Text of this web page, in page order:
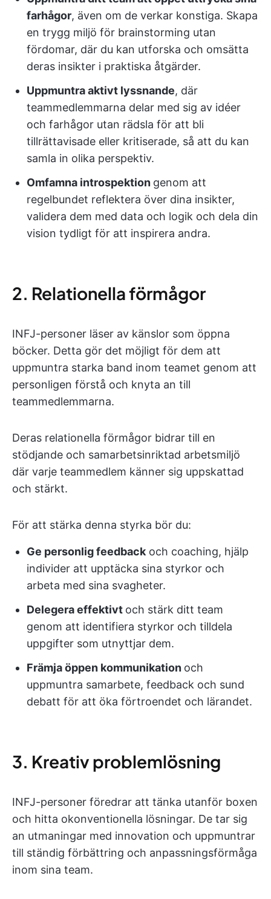
farhågor, även om de verkar konstiga. Skapa
en trygg miljö för brainstorming utan
fördomar, där du kan utforska och omsätta
deras insikter i praktiska åtgärder.
Uppmuntra aktivt lyssnande, där
teammedlemmarna delar med sig av idéer
och farhågor utan rädsla för att bli
tillrättavisade eller kritiserade, så att du kan
samla in olika perspektiv.
Omfamna introspektion genom att
regelbundet reflektera över dina insikter,
validera dem med data och logik och dela din
vision tydligt för att inspirera andra.
2. Relationella förmågor
INFJ-personer läser av känslor som öppna
böcker. Detta gör det möjligt för dem att
uppmuntra starka band inom teamet genom att
personligen förstå och knyta an till
teammedlemmarna.
Deras relationella förmågor bidrar till en
stödjande och samarbetsinriktad arbetsmiljö
där varje teammedlem känner sig uppskattad
och stärkt.
För att stärka denna styrka bör du:
Ge personlig feedback och coaching, hjälp
individer att upptäcka sina styrkor och
arbeta med sina svagheter.
Delegera effektivt och stärk ditt team
genom att identifiera styrkor och tilldela
uppgifter som utnyttjar dem.
Främja öppen kommunikation och
uppmuntra samarbete, feedback och sund
debatt för att öka förtroendet och lärandet.
3. Kreativ problemlösning
INFJ-personer föredrar att tänka utanför boxen
och hitta okonventionella lösningar. De tar sig
an utmaningar med innovation och uppmuntrar
till ständig förbättring och anpassningsförmåga
inom sina team.